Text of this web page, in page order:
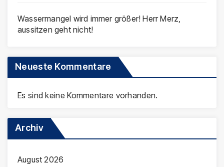
Wassermangel wird immer größer! Herr Merz,
aussitzen geht nicht!
Neueste Kommentare
Es sind keine Kommentare vorhanden.
Archiv
August 2026